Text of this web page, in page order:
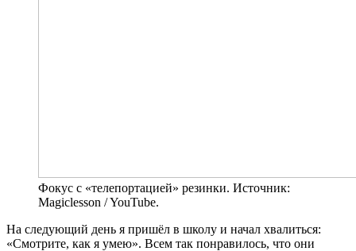
Фокус с «телепортацией» резинки. Источник:
Magiclesson / YouTube.
На следующий день я пришёл в школу и начал хвалиться:
«Смотрите, как я умею». Всем так понравилось, что они